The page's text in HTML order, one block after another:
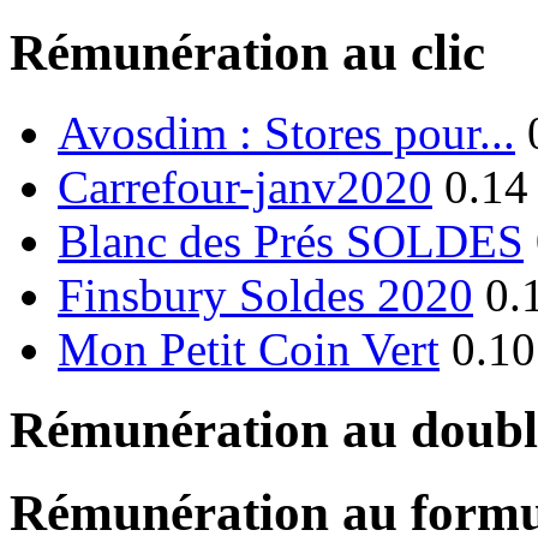
Rémunération au clic
Avosdim : Stores pour...
Carrefour-janv2020
Blanc des Prés SOLDES
Finsbury Soldes 2020
Mon Petit Coin Vert
Rémunération au
Rémunération au